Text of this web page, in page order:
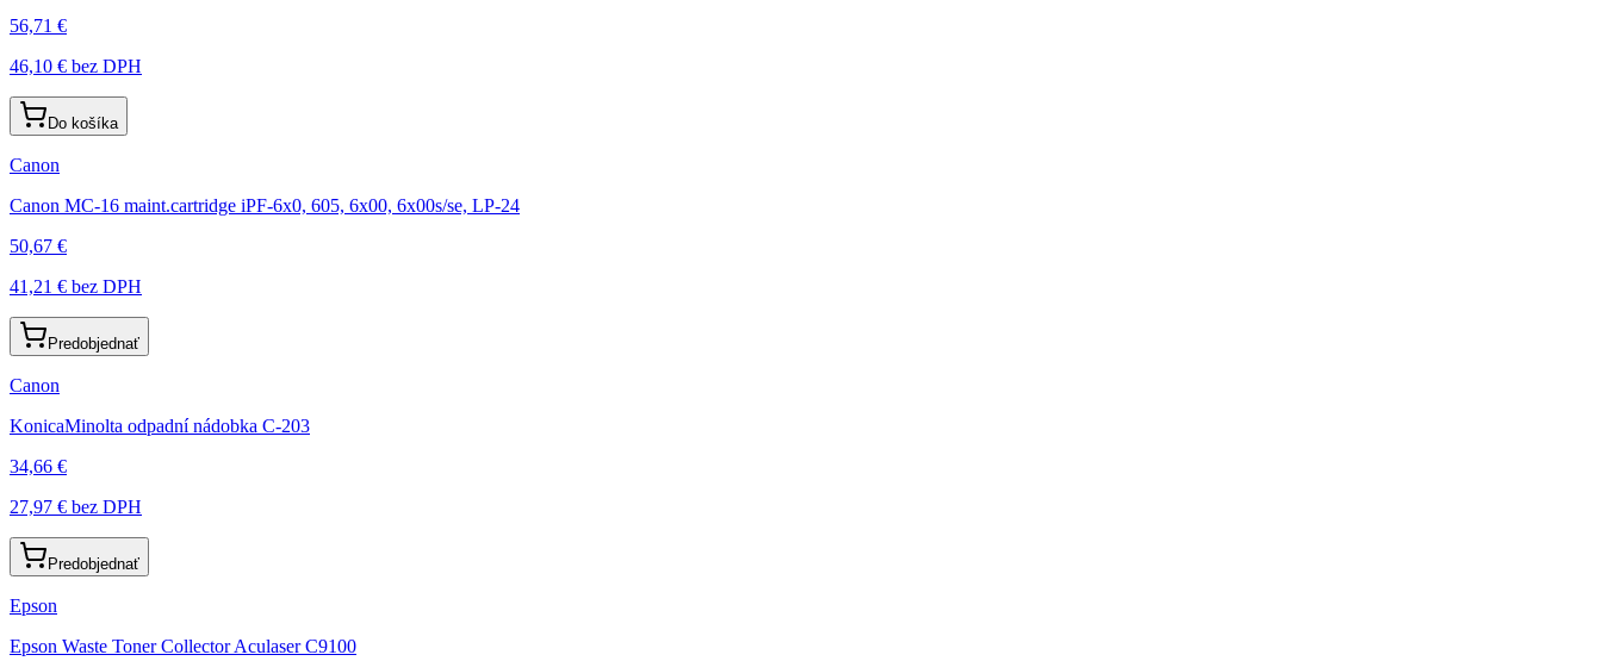
56,71 €
46,10 € bez DPH
Do košíka
Canon
Canon MC-16 maint.cartridge iPF-6x0, 605, 6x00, 6x00s/se, LP-24
50,67 €
41,21 € bez DPH
Predobjednať
Canon
KonicaMinolta odpadní nádobka C-203
34,66 €
27,97 € bez DPH
Predobjednať
Epson
Epson Waste Toner Collector Aculaser C9100